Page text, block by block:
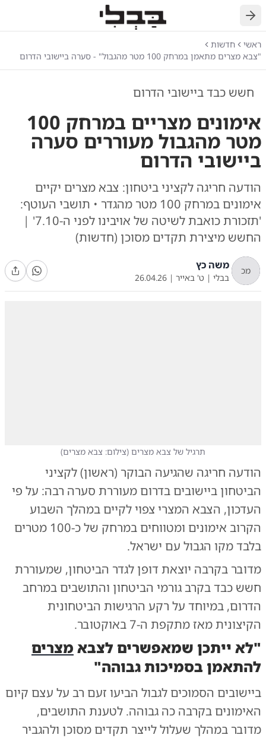
חזרה
ראשי
חדשות
"צבא מצרים מתאמן במרחק 100 מטר מהגבול" - סערה ביישובי הדרום
חשש כבד ביישובי הדרום
אימונים מצריים במרחק 100
מטר מהגבול מעוררים סערה
ביישובי הדרום
הודעה חריגה לקציני ביטחון: צבא מצרים יקיים
אימונים במרחק 100 מטר מהגדר • תושבי העוטף:
'תזכורת כואבת לשיטה של אויבינו לפני ה-7.10' |
החשש מיצירת תקדים מסוכן (חדשות)
מכ משה כץ
בבלי | ט' באייר |
26.04.26
תרגיל של צבא מצרים (צילום: צבא מצרים)
הודעה חריגה שהגיעה הבוקר (ראשון) לקציני
הביטחון ביישובים בדרום מעוררת סערה רבה: על פי
העדכון, הצבא המצרי צפוי לקיים במהלך השבוע
הקרוב אימונים ומטווחים במרחק של כ-100 מטרים
בלבד מקו הגבול עם ישראל.
מדובר בקרבה יוצאת דופן לגדר הביטחון, שמעוררת
חשש כבד בקרב גורמי הביטחון והתושבים במרחב
הדרום, במיוחד על רקע הרגישות הביטחונית
הקיצונית מאז מתקפת ה-7 באוקטובר.
"לא ייתכן שמאפשרים לצבא מצרים
להתאמן בסמיכות גבוהה"
ביישובים הסמוכים לגבול הביעו זעם רב על עצם קיום
האימונים בקרבה כה גבוהה. לטענת התושבים,
מדובר במהלך שעלול לייצר תקדים מסוכן ולהגביר